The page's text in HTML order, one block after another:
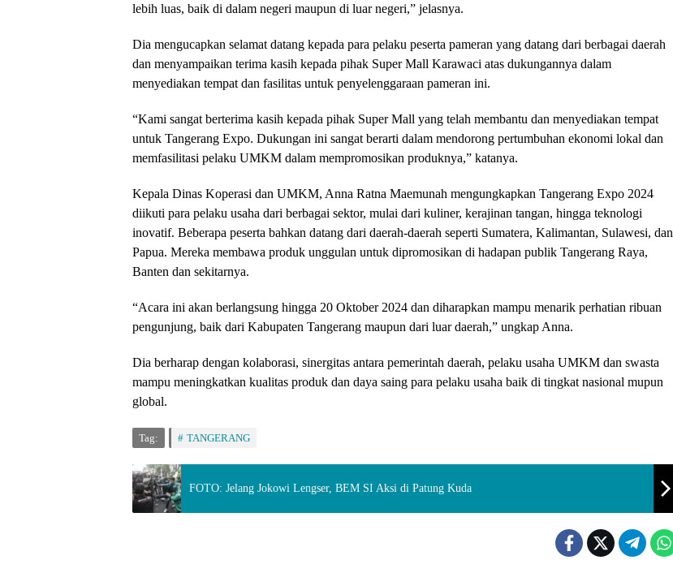
lebih luas, baik di dalam negeri maupun di luar negeri,” jelasnya.
Dia mengucapkan selamat datang kepada para pelaku peserta pameran yang datang dari berbagai daerah
dan menyampaikan terima kasih kepada pihak Super Mall Karawaci atas dukungannya dalam
menyediakan tempat dan fasilitas untuk penyelenggaraan pameran ini.
“Kami sangat berterima kasih kepada pihak Super Mall yang telah membantu dan menyediakan tempat
untuk Tangerang Expo. Dukungan ini sangat berarti dalam mendorong pertumbuhan ekonomi lokal dan
memfasilitasi pelaku UMKM dalam mempromosikan produknya,” katanya.
Kepala Dinas Koperasi dan UMKM, Anna Ratna Maemunah mengungkapkan Tangerang Expo 2024
diikuti para pelaku usaha dari berbagai sektor, mulai dari kuliner, kerajinan tangan, hingga teknologi
inovatif. Beberapa peserta bahkan datang dari daerah-daerah seperti Sumatera, Kalimantan, Sulawesi, dan
Papua. Mereka membawa produk unggulan untuk dipromosikan di hadapan publik Tangerang Raya,
Banten dan sekitarnya.
“Acara ini akan berlangsung hingga 20 Oktober 2024 dan diharapkan mampu menarik perhatian ribuan
pengunjung, baik dari Kabupaten Tangerang maupun dari luar daerah,” ungkap Anna.
Dia berharap dengan kolaborasi, sinergitas antara pemerintah daerah, pelaku usaha UMKM dan swasta
mampu meningkatkan kualitas produk dan daya saing para pelaku usaha baik di tingkat nasional mupun
global.
Tag: TANGERANG
FOTO: Jelang Jokowi Lengser, BEM SI Aksi di Patung Kuda